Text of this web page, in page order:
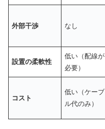
外部干渉 なし
設置の柔軟性
低い（配線が
必要）
コスト
低い（ケーブ
ル代のみ）